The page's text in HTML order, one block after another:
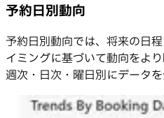
予約日別動向
予約日別動向では、将来の日
イミングに基づいて動向をよ
週次・日次・曜日別にデータを